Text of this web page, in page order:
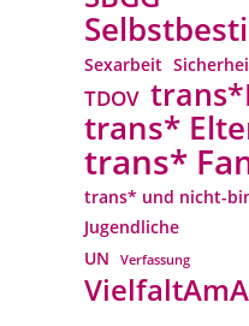
Sexarbeit
TDOV
trans*
trans*
trans* und nicht-
Jugendliche
UN
Verfassung